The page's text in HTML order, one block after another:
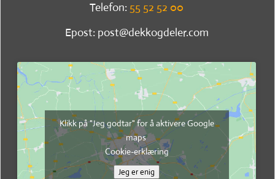
Telefon: 55 52 52 00
Epost: post@dekkogdeler.com
Klikk på "Jeg godtar" for å aktivere Google
maps
Cookie-erklæring
Jeg er enig